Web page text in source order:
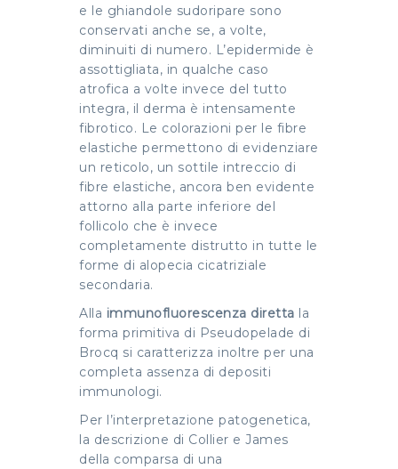
e le ghiandole sudoripare sono
conservati anche se, a volte,
diminuiti di numero. L’epidermide è
assottigliata, in qualche caso
atrofica a volte invece del tutto
integra, il derma è intensamente
fibrotico. Le colorazioni per le fibre
elastiche permettono di evidenziare
un reticolo, un sottile intreccio di
fibre elastiche, ancora ben evidente
attorno alla parte inferiore del
follicolo che è invece
completamente distrutto in tutte le
forme di alopecia cicatriziale
secondaria.
Alla immunofluorescenza diretta la
forma primitiva di Pseudopelade di
Brocq si caratterizza inoltre per una
completa assenza di depositi
immunologi.
Per l’interpretazione patogenetica,
la descrizione di Collier e James
della comparsa di una